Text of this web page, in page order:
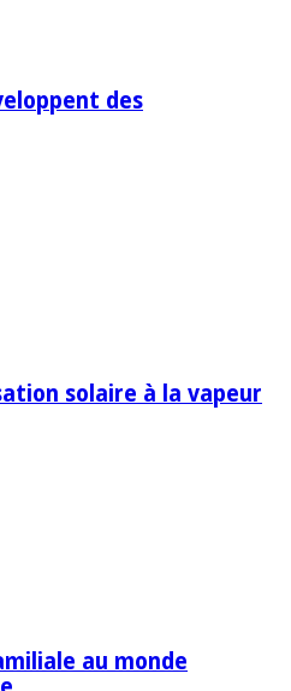
des
solaire à la vapeur
au monde